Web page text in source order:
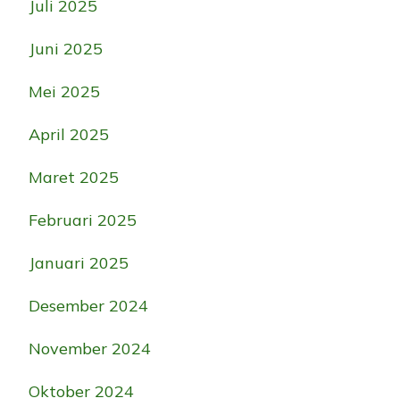
Juli 2025
Juni 2025
Mei 2025
April 2025
Maret 2025
Februari 2025
Januari 2025
Desember 2024
November 2024
Oktober 2024